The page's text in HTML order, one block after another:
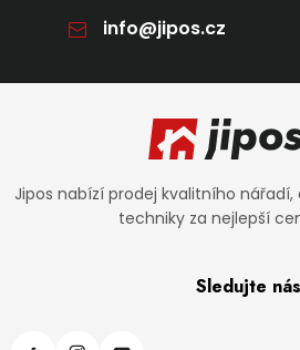
info@jipos.cz
Jipos nabízí prodej kvalitního
techniky za nejlepší
Sledujte nás